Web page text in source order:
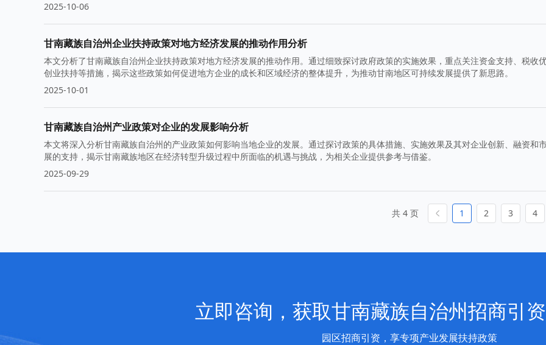
2025-10-06
甘南藏族自治州企业扶持政策对地方经济发展的推动作用分析
本文分析了甘南藏族自治州企业扶持政策对地方经济发展的推动作用。通过细致探讨政府政策的实施效果，重点关注资金支持、税收
创业扶持等措施，揭示这些政策如何促进地方企业的成长和区域经济的整体提升，为推动甘南地区可持续发展提供了新思路。
2025-10-01
甘南藏族自治州产业政策对企业的发展影响分析
本文将深入分析甘南藏族自治州的产业政策如何影响当地企业的发展。通过探讨政策的具体措施、实施效果及其对企业创新、融资和
展的支持，揭示甘南藏族地区在经济转型升级过程中所面临的机遇与挑战，为相关企业提供参考与借鉴。
2025-09-29
共 4 页 1 2 3 4
立即咨询，获取甘南藏族自治州招商引
园区招商引资，享专项产业发展扶持政策